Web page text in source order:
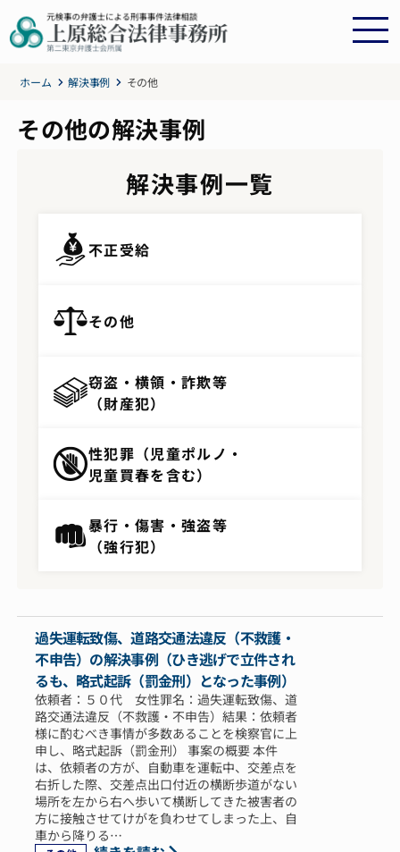
ホーム 解決事例 その他
その他の解決事例
解決事例一覧
不正受給
その他
窃盗・横領・詐欺等
（財産犯）
性犯罪（児童ポルノ・
児童買春を含む）
暴行・傷害・強盗等
（強行犯）
過失運転致傷、道路交通法違反（不救護・
不申告）の解決事例（ひき逃げで立件され
るも、略式起訴（罰金刑）となった事例）
依頼者：５０代 女性罪名：過失運転致傷、道
路交通法違反（不救護・不申告）結果：依頼者
様に酌むべき事情が多数あることを検察官に上
申し、略式起訴（罰金刑） 事案の概要 本件
は、依頼者の方が、自動車を運転中、交差点を
右折した際、交差点出口付近の横断歩道がない
場所を左から右へ歩いて横断してきた被害者の
方に接触させてけがを負わせてしまった上、自
車から降りる…